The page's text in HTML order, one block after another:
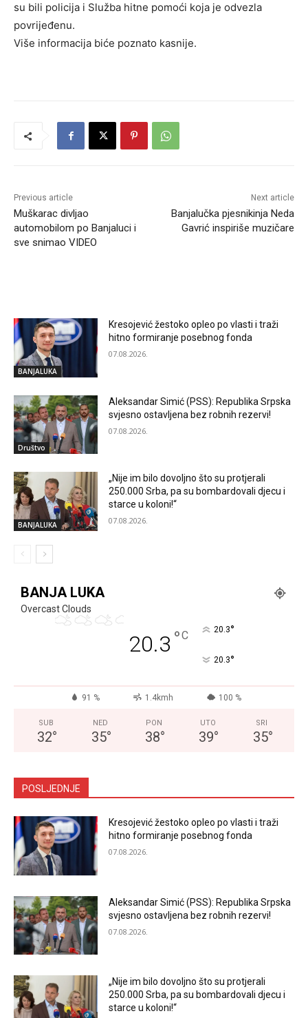
su bili policija i Služba hitne pomoći koja je odvezla
povrijeđenu.
Više informacija biće poznato kasnije.
Previous article
Muškarac divljao
automobilom po Banjaluci i
sve snimao VIDEO
Next article
Banjalučka pjesnikinja Neda
Gavrić inspiriše muzičare
BANJALUKA
Kresojević žestoko opleo po vlasti i traži
hitno formiranje posebnog fonda
07.08.2026.
Društvo
Aleksandar Simić (PSS): Republika Srpska
svjesno ostavljena bez robnih rezervi!
07.08.2026.
BANJALUKA
„Nije im bilo dovoljno što su protjerali
250.000 Srba, pa su bombardovali djecu i
starce u koloni!“
07.08.2026.
BANJA LUKA
Overcast Clouds
20.3 °C 20.3°
20.3°
91 % 1.4kmh 100 %
SUB
32°
NED
35°
PON
38°
UTO
39°
SRI
35°
POSLJEDNJE
Kresojević žestoko opleo po vlasti i traži
hitno formiranje posebnog fonda
07.08.2026.
Aleksandar Simić (PSS): Republika Srpska
svjesno ostavljena bez robnih rezervi!
07.08.2026.
„Nije im bilo dovoljno što su protjerali
250.000 Srba, pa su bombardovali djecu i
starce u koloni!“